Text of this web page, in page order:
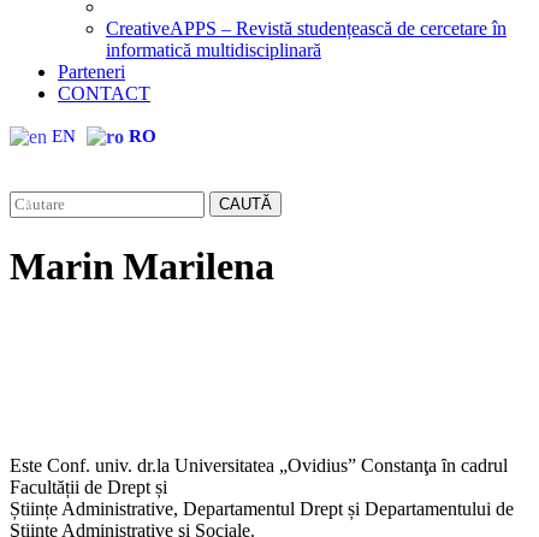
CreativeAPPS – Revistă studențească de cercetare în
informatică multidisciplinară
Parteneri
CONTACT
EN RO
CAUTĂ
Marin Marilena
Este Conf. univ. dr.la Universitatea „Ovidius” Constanţa ȋn cadrul
Facultății de Drept și
Științe Administrative, Departamentul Drept și Departamentului de
Ştiinţe Administrative şi Sociale.